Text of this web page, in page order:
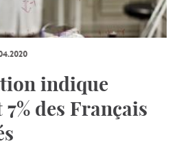
indique
7% des Français